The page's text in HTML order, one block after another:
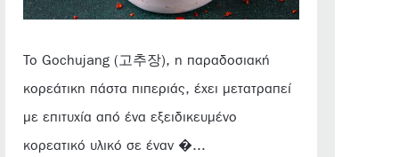
Το Gochujang (고추장), η παραδοσιακή
κορεάτικη πάστα πιπεριάς, έχει μετατραπεί
με επιτυχία από ένα εξειδικευμένο
κορεατικό υλικό σε έναν �...